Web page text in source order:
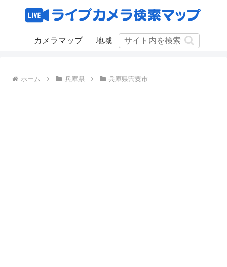
カメラマップ 地域
ホーム 兵庫県 兵庫県宍粟市